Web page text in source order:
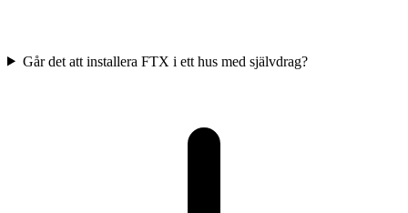
Går det att installera FTX i ett hus med självdrag?